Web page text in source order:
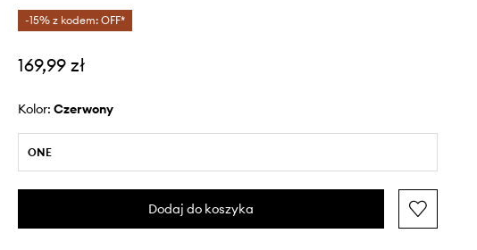
-15% z kodem: OFF*
169,99 zł
Kolor: czerwony
ONE
Dodaj do koszyka